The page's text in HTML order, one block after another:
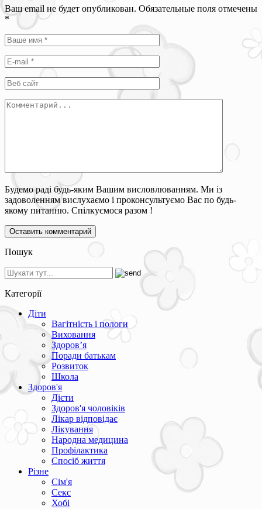
Ваш email не будет опубликован. Обязательные поля отмечены
*
Будемо раді будь-яким Вашим висловлюванням. Ми із
задоволенням вислухаємо і проконсультуємо Вас по будь-
якому питанню. Спілкуємося разом !
Пошук
Категорії
Діти
Вагітність і пологи
Виховання
Здоров’я
Поради батькам
Розвиток
Школа
Здоров'я
Дієти
Здоров'я чоловіків
Лікар відповідає
Лікування
Народна медицина
Профілактика
Спосіб життя
Різне
Сім'я
Секс
Хобі